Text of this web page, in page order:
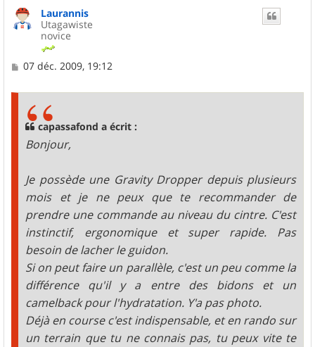
Laurannis
Utagawiste
novice
M
07 déc. 2009, 19:12
capassafond a écrit :
Bonjour,
Je possède une Gravity Dropper depuis plusieurs
mois et je ne peux que te recommander de
prendre une commande au niveau du cintre. C'est
instinctif, ergonomique et super rapide. Pas
besoin de lacher le guidon.
Si on peut faire un parallèle, c'est un peu comme la
différence qu'il y a entre des bidons et un
camelback pour l'hydratation. Y'a pas photo.
Déjà en course c'est indispensable, et en rando sur
un terrain que tu ne connais pas, tu peux vite te